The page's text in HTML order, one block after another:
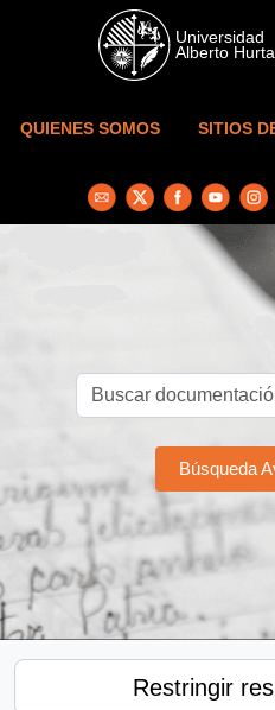
Skip to main content
QUIENES SOMOS SITIOS
Búsqueda
Restringir